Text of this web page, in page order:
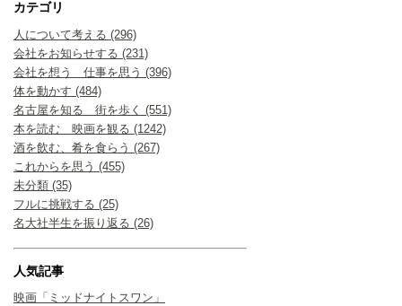
カテゴリ
人について考える (296)
会社をお知らせする (231)
会社を想う 仕事を思う (396)
体を動かす (484)
名古屋を知る 街を歩く (551)
本を読む 映画を観る (1242)
酒を飲む、肴を食らう (267)
これからを思う (455)
未分類 (35)
フルに挑戦する (25)
名大社半生を振り返る (26)
人気記事
映画「ミッドナイトスワン」